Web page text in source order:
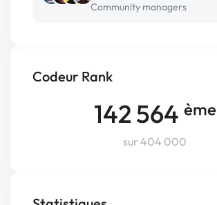
Codeur Rank
142 564 ème
sur 404 000
Community managers